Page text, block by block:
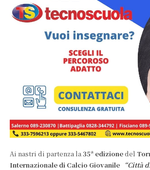
Ai nastri di partenza la35ª edizionedel
Internazionale di Calcio Giovanile
“Città